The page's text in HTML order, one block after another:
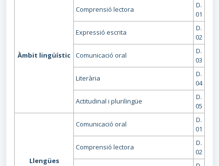
Àmbit lingüístic
Comprensió lectora
D.
01
Expressió escrita
D.
02
Comunicació oral
D.
03
Literària
D.
04
Actitudinal i plurilingüe
D.
05
Llengües
Comunicació oral
D.
01
Comprensió lectora
D.
02